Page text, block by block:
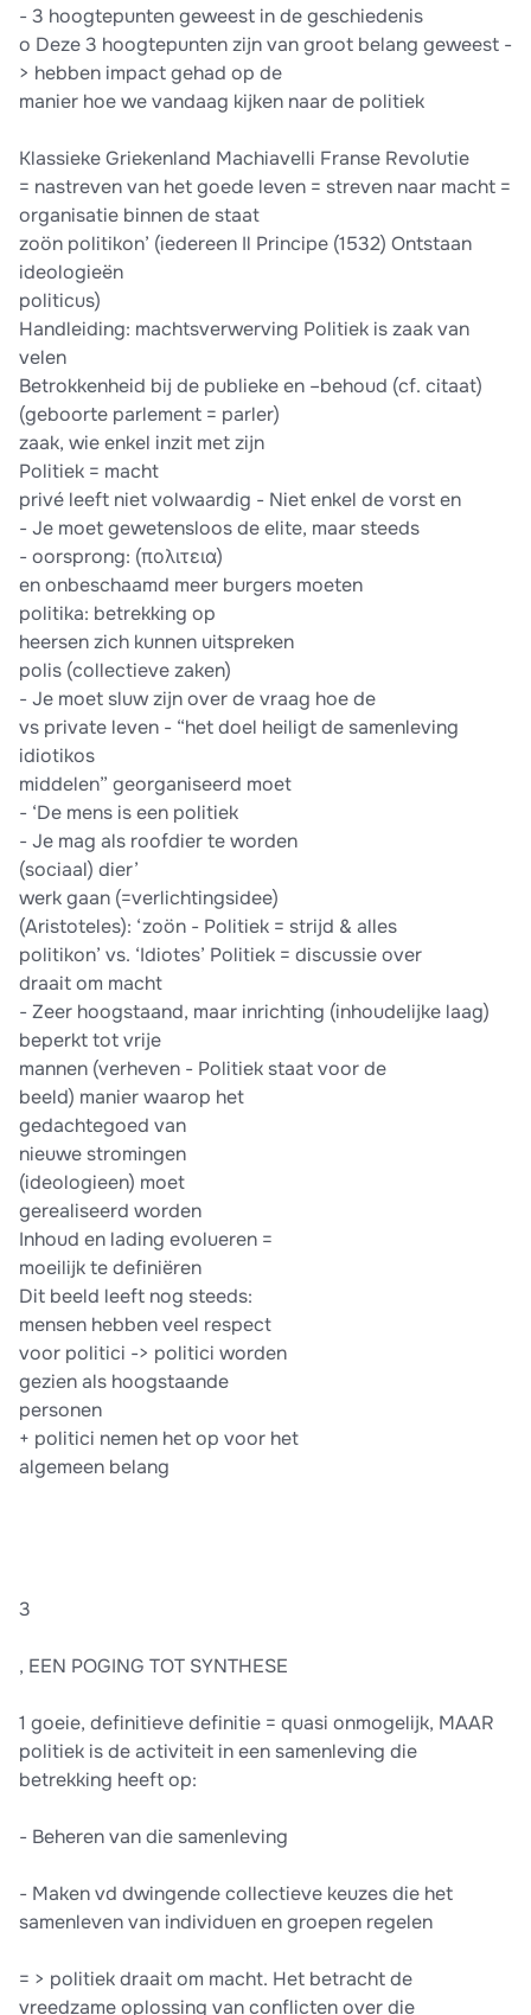
- 3 hoogtepunten geweest in de geschiedenis
o Deze 3 hoogtepunten zijn van groot belang geweest -
> hebben impact gehad op de
manier hoe we vandaag kijken naar de politiek
Klassieke Griekenland Machiavelli Franse Revolutie
= nastreven van het goede leven = streven naar macht =
organisatie binnen de staat
zoön politikon’ (iedereen Il Principe (1532) Ontstaan
ideologieën
politicus)
Handleiding: machtsverwerving Politiek is zaak van
velen
Betrokkenheid bij de publieke en –behoud (cf. citaat)
(geboorte parlement = parler)
zaak, wie enkel inzit met zijn
Politiek = macht
privé leeft niet volwaardig - Niet enkel de vorst en
- Je moet gewetensloos de elite, maar steeds
- oorsprong: (πολιτεια)
en onbeschaamd meer burgers moeten
politika: betrekking op
heersen zich kunnen uitspreken
polis (collectieve zaken)
- Je moet sluw zijn over de vraag hoe de
vs private leven - “het doel heiligt de samenleving
idiotikos
middelen” georganiseerd moet
- ‘De mens is een politiek
- Je mag als roofdier te worden
(sociaal) dier’
werk gaan (=verlichtingsidee)
(Aristoteles): ‘zoön - Politiek = strijd & alles
politikon’ vs. ‘Idiotes’ Politiek = discussie over
draait om macht
- Zeer hoogstaand, maar inrichting (inhoudelijke laag)
beperkt tot vrije
mannen (verheven - Politiek staat voor de
beeld) manier waarop het
gedachtegoed van
nieuwe stromingen
(ideologieen) moet
gerealiseerd worden
Inhoud en lading evolueren =
moeilijk te definiëren
Dit beeld leeft nog steeds:
mensen hebben veel respect
voor politici -> politici worden
gezien als hoogstaande
personen
+ politici nemen het op voor het
algemeen belang
3
, EEN POGING TOT SYNTHESE
1 goeie, definitieve definitie = quasi onmogelijk, MAAR
politiek is de activiteit in een samenleving die
betrekking heeft op:
- Beheren van die samenleving
- Maken vd dwingende collectieve keuzes die het
samenleven van individuen en groepen regelen
= > politiek draait om macht. Het betracht de
vreedzame oplossing van conflicten over die